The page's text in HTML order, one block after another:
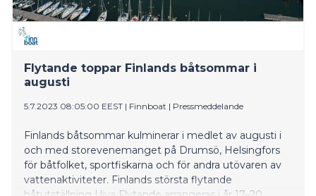
Flytande toppar Finlands båtsommar i
augusti
5.7.2023 08:05:00 EEST | Finnboat | Pressmeddelande
Finlands båtsommar kulminerar i medlet av augusti i
och med storevenemanget på Drumsö, Helsingfors
för båtfolket, sportfiskarna och för andra utövaren av
vattenaktiviteter. Finlands största flytande